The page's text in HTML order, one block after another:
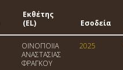
Εκθέτης
(EL)
Εσοδεία
ΟΙΝΟΠΟΙΙΑ
ΑΝΑΣΤΑΣΙΑΣ
ΦΡΑΓΚΟΥ
2025